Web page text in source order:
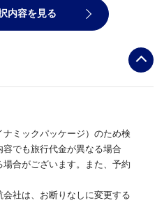
内容を見る
ミックパッケージ）のため検
でも旅行代金が異なる場合
合がございます。また、予約
社は、お断りなしに変更する